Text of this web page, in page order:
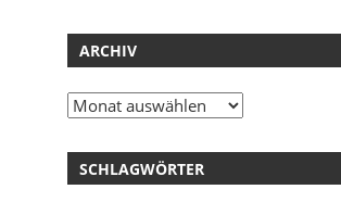
ARCHIV
Archiv
SCHLAGWÖRTER